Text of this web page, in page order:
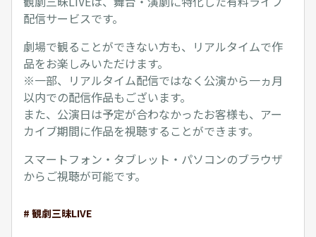
配信サービスです。
劇場で観ることができない方も、リアルタイムで作
品をお楽しみいただけます。
※一部、リアルタイム配信ではなく公演から一ヵ月
以内での配信作品もございます。
また、公演日は予定が合わなかったお客様も、アー
カイブ期間に作品を視聴することができます。
スマートフォン・タブレット・パソコンのブラウザ
からご視聴が可能です。
# 観劇三昧LIVE